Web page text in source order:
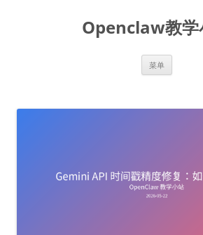
Openclaw教学
菜单